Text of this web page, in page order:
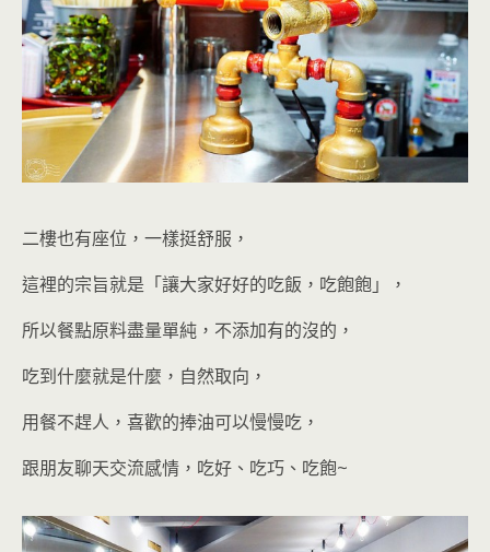
二樓也有座位，一樣挺舒服，
這裡的宗旨就是「讓大家好好的吃飯，吃飽飽」，
所以餐點原料盡量單純，不添加有的沒的，
吃到什麼就是什麼，自然取向，
用餐不趕人，喜歡的捧油可以慢慢吃，
跟朋友聊天交流感情，吃好、吃巧、吃飽~